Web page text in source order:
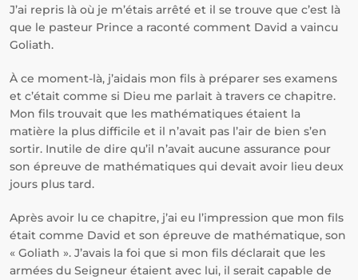
J’ai repris là où je m’étais arrêté et il se trouve que c’est là
que le pasteur Prince a raconté comment David a vaincu
Goliath.
À ce moment-là, j’aidais mon fils à préparer ses examens
et c’était comme si Dieu me parlait à travers ce chapitre.
Mon fils trouvait que les mathématiques étaient la
matière la plus difficile et il n’avait pas l’air de bien s’en
sortir. Inutile de dire qu’il n’avait aucune assurance pour
son épreuve de mathématiques qui devait avoir lieu deux
jours plus tard.
Après avoir lu ce chapitre, j’ai eu l’impression que mon fils
était comme David et son épreuve de mathématique, son
« Goliath ». J’avais la foi que si mon fils déclarait que les
armées du Seigneur étaient avec lui, il serait capable de